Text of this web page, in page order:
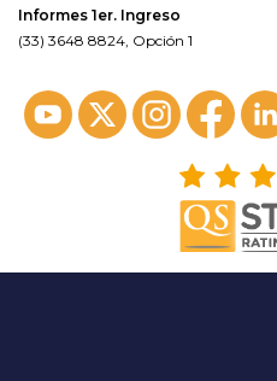
Informes 1er. Ingreso
(33) 3648 8824, Opción 1